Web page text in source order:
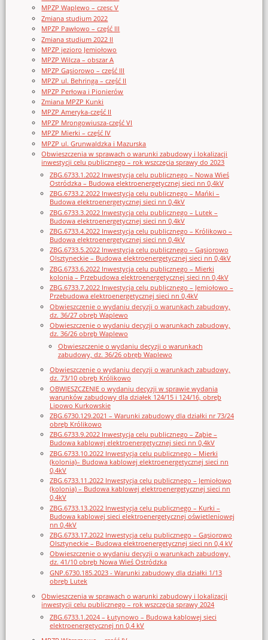
MPZP Waplewo – czesc V
Zmiana studium 2022
MPZP Pawłowo – część III
Zmiana studium 2022 II
MPZP jezioro Jemiołowo
MPZP Wilcza – obszar A
MPZP Gąsiorowo – część III
MPZP ul. Behringa – część II
MPZP Perłowa i Pionierów
Zmiana MPZP Kunki
MPZP Ameryka-część II
MPZP Mrongowiusza-część VI
MPZP Mierki – część IV
MPZP ul. Grunwaldzka i Mazurska
Obwieszczenia w sprawach o warunki zabudowy i lokalizacji
inwestycji celu publicznego – rok wszczęcia sprawy do 2023
ZBG.6733.1.2022 Inwestycja celu publicznego – Nowa Wieś
Ostródzka – Budowa elektroenergetycznej sieci nn 0,4kV
ZBG.6733.2.2022 Inwestycja celu publicznego – Mańki –
Budowa elektroenergetycznej sieci nn 0,4kV
ZBG.6733.3.2022 Inwestycja celu publicznego – Lutek –
Budowa elektroenergetycznej sieci nn 0,4kV
ZBG.6733.4.2022 Inwestycja celu publicznego – Królikowo –
Budowa elektroenergetycznej sieci nn 0,4kV
ZBG.6733.5.2022 Inwestycja celu publicznego – Gąsiorowo
Olsztyneckie – Budowa elektroenergetycznej sieci nn 0,4kV
ZBG.6733.6.2022 Inwestycja celu publicznego – Mierki
kolonia – Przebudowa elektroenergetycznej sieci nn 0,4kV
ZBG.6733.7.2022 Inwestycja celu publicznego – Jemiołowo –
Przebudowa elektroenergetycznej sieci nn 0,4kV
Obwieszczenie o wydaniu decyzji o warunkach zabudowy,
dz. 36/27 obręb Waplewo
Obwieszczenie o wydaniu decyzji o warunkach zabudowy,
dz. 36/26 obręb Waplewo
Obwieszczenie o wydaniu decyzji o warunkach
zabudowy, dz. 36/26 obręb Waplewo
Obwieszczenie o wydaniu decyzji o warunkach zabudowy,
dz. 73/10 obręb Królikowo
OBWIESZCZENIE o wydaniu decyzji w sprawie wydania
warunków zabudowy dla działek 124/15 i 124/16, obręb
Lipowo Kurkowskie
ZBG.6730.129.2021 – Warunki zabudowy dla działki nr 73/24
obręb Królikowo
ZBG.6733.9.2022 Inwestycja celu publicznego – Ząbie –
Budowa kablowej elektroenergetycznej sieci nn 0,4kV
ZBG.6733.10.2022 Inwestycja celu publicznego – Mierki
(kolonia)– Budowa kablowej elektroenergetycznej sieci nn
0,4kV
ZBG.6733.11.2022 Inwestycja celu publicznego – Jemiołowo
(kolonia) – Budowa kablowej elektroenergetycznej sieci nn
0,4kV
ZBG.6733.13.2022 Inwestycja celu publicznego – Kurki –
Budowa kablowej sieci elektroenergetycznej oświetleniowej
nn 0,4kV
ZBG.6733.17.2022 Inwestycja celu publicznego – Gąsiorowo
Olsztyneckie – Budowa elektroenergetycznej sieci nn 0,4 kV
Obwieszczenie o wydaniu decyzji o warunkach zabudowy,
dz. 41/10 obręb Nowa Wieś Ostródzka
GNP.6730.185.2023 - Warunki zabudowy dla działki 1/13
obręb Lutek
Obwieszczenia w sprawach o warunki zabudowy i lokalizacji
inwestycji celu publicznego – rok wszczęcia sprawy 2024
ZBG.6733.1.2024 – Łutynowo – Budowa kablowej sieci
elektroenergetycznej nn 0,4 kV